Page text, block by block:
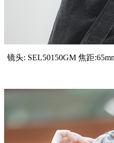
镜头: SEL50150GM 焦距